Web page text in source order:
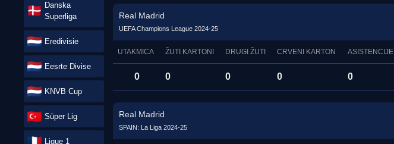
Danska
Superliga
Eredivisie
Eesrte Divise
KNVB Cup
Süper Lig
Ligue 1
Real Madrid
UEFA Champions League 2024-25
UTAKMICA ŽUTI KARTONI DRUGI ŽUTI CRVENI KARTON ASISTENCIJE
0 0 0 0 0
Real Madrid
SPAIN: La Liga 2024-25